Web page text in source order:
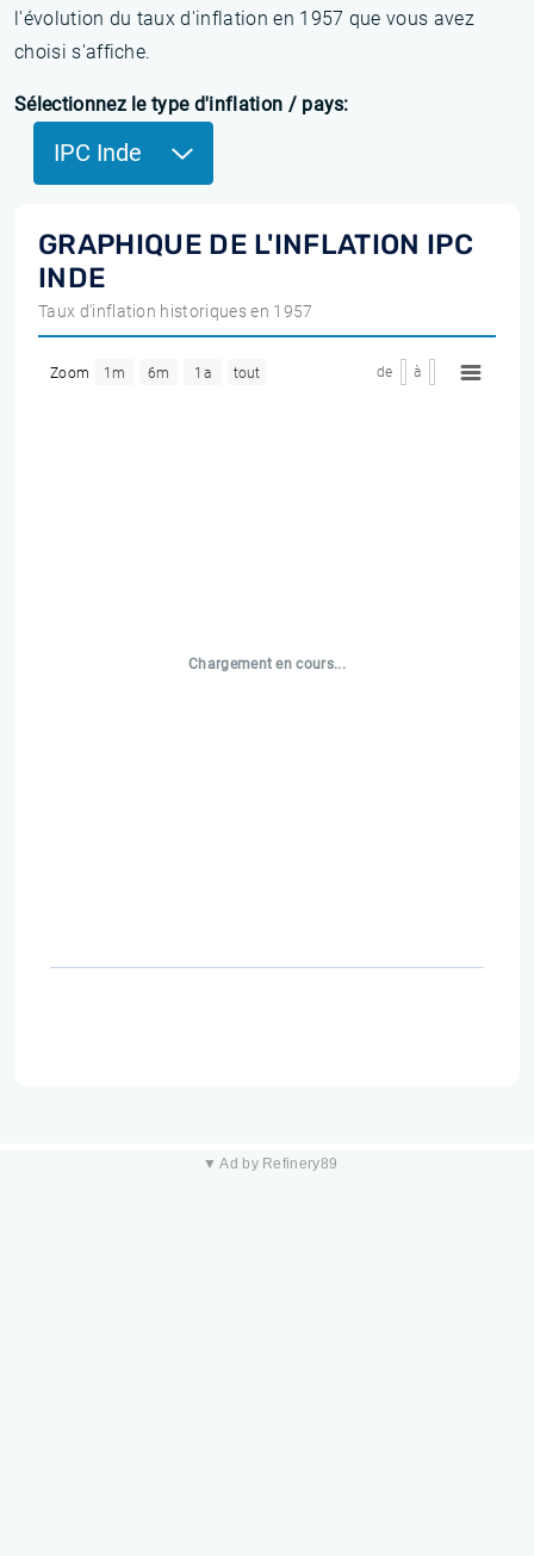
l'évolution du taux d'inflation en 1957 que vous avez
choisi s'affiche.
Sélectionnez le type d'inflation / pays:
IPC Inde
GRAPHIQUE DE L'INFLATION IPC
INDE
Taux d'inflation historiques en 1957
Zoom 1m 6m 1a tout de à
Chargement en cours...
▼ Ad by Refinery89